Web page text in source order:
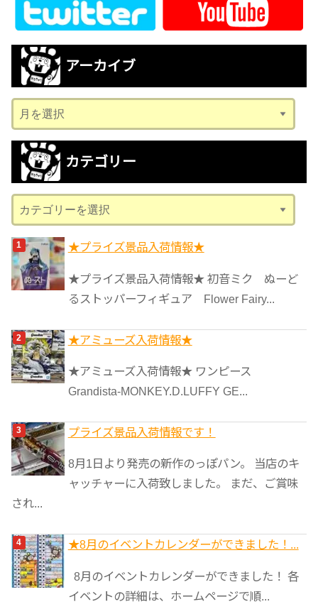
アーカイブ
ー
カ
ブ
カテゴリー
テ
ゴ
リ
ー
★プライズ景品入荷情報★
★プライズ景品入荷情報★ 初音ミク ぬーど
るストッパーフィギュア Flower Fairy...
★アミューズ入荷情報★
★アミューズ入荷情報★ ワンピース
Grandista-MONKEY.D.LUFFY GE...
プライズ景品入荷情報です！
8月1日より発売の新作のっぽパン。 当店のキ
ャッチャーに入荷致しました。 まだ、ご賞味
され...
★8月のイベントカレンダーができました！...
8月のイベントカレンダーができました！ 各
イベントの詳細は、ホームページで順...